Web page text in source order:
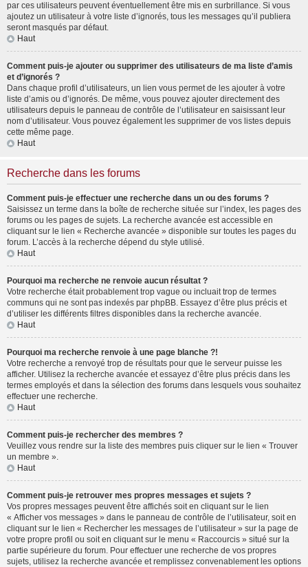
par ces utilisateurs peuvent éventuellement être mis en surbrillance. Si vous
ajoutez un utilisateur à votre liste d’ignorés, tous les messages qu’il publiera
seront masqués par défaut.
Haut
Comment puis-je ajouter ou supprimer des utilisateurs de ma liste d’amis
et d’ignorés ?
Dans chaque profil d’utilisateurs, un lien vous permet de les ajouter à votre
liste d’amis ou d’ignorés. De même, vous pouvez ajouter directement des
utilisateurs depuis le panneau de contrôle de l’utilisateur en saisissant leur
nom d’utilisateur. Vous pouvez également les supprimer de vos listes depuis
cette même page.
Haut
Recherche dans les forums
Comment puis-je effectuer une recherche dans un ou des forums ?
Saisissez un terme dans la boîte de recherche située sur l’index, les pages des
forums ou les pages de sujets. La recherche avancée est accessible en
cliquant sur le lien « Recherche avancée » disponible sur toutes les pages du
forum. L’accès à la recherche dépend du style utilisé.
Haut
Pourquoi ma recherche ne renvoie aucun résultat ?
Votre recherche était probablement trop vague ou incluait trop de termes
communs qui ne sont pas indexés par phpBB. Essayez d’être plus précis et
d’utiliser les différents filtres disponibles dans la recherche avancée.
Haut
Pourquoi ma recherche renvoie à une page blanche ?!
Votre recherche a renvoyé trop de résultats pour que le serveur puisse les
afficher. Utilisez la recherche avancée et essayez d’être plus précis dans les
termes employés et dans la sélection des forums dans lesquels vous souhaitez
effectuer une recherche.
Haut
Comment puis-je rechercher des membres ?
Veuillez vous rendre sur la liste des membres puis cliquer sur le lien « Trouver
un membre ».
Haut
Comment puis-je retrouver mes propres messages et sujets ?
Vos propres messages peuvent être affichés soit en cliquant sur le lien
« Afficher vos messages » dans le panneau de contrôle de l’utilisateur, soit en
cliquant sur le lien « Rechercher les messages de l’utilisateur » sur la page de
votre propre profil ou soit en cliquant sur le menu « Raccourcis » situé sur la
partie supérieure du forum. Pour effectuer une recherche de vos propres
sujets, utilisez la recherche avancée et remplissez convenablement les options